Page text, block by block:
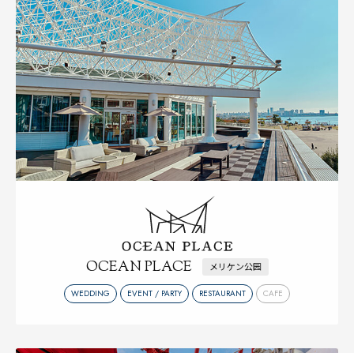
OCEAN PLACE メリケン公园
WEDDING EVENT / PARTY RESTAURANT CAFE